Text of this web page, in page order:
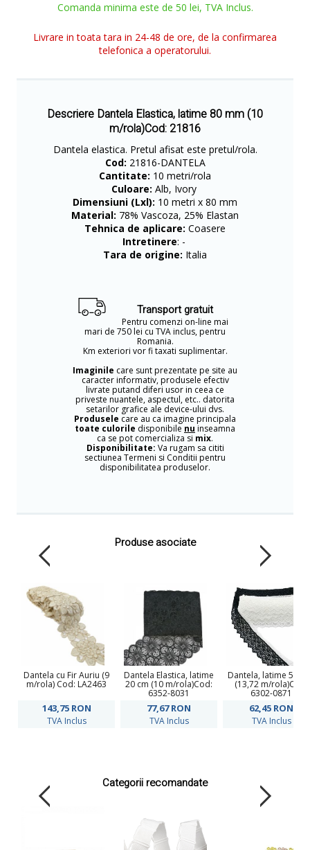
Comanda minima este de 50 lei, TVA Inclus.
Livrare in toata tara in 24-48 de ore, de la confirmarea
telefonica a operatorului.
Descriere Dantela Elastica, latime 80 mm (10
m/rola)Cod: 21816
Dantela elastica. Pretul afisat este pretul/rola.
Cod: 21816-DANTELA
Cantitate: 10 metri/rola
Culoare: Alb, Ivory
Dimensiuni (Lxl): 10 metri x 80 mm
Material: 78% Vascoza, 25% Elastan
Tehnica de aplicare: Coasere
Intretinere: -
Tara de origine: Italia
Transport gratuit
Pentru comenzi on-line mai
mari de 750 lei cu TVA inclus, pentru
Romania.
Km exteriori vor fi taxati suplimentar.
Imaginile care sunt prezentate pe site au
caracter informativ, produsele efectiv
livrate putand diferi usor in ceea ce
priveste nuantele, aspectul, etc.. datorita
setarilor grafice ale device-ului dvs.
Produsele care au ca imagine principala
toate culorile disponibile nu inseamna
ca se pot comercializa si mix.
Disponibilitate: Va rugam sa cititi
sectiunea Termeni si Conditii pentru
disponibilitatea produselor.
Produse asociate
Dantela cu Fir Auriu (9
m/rola) Cod: LA2463
143,75 RON
TVA Inclus
Dantela Elastica, latime
20 cm (10 m/rola)Cod:
6352-8031
77,67RON
TVA Inclus
Dantela, latime 50
(13,72 m/rola)Cod:
6302-0871
62,45 RON
TVA Inclus
Categorii recomandate